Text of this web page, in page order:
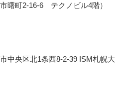
市曙町2-16-6 テクノビル4階）
市中央区北1条西8-2-39 ISM札幌大